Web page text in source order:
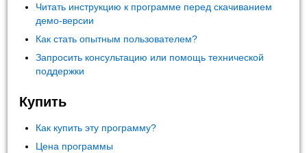
Читать инструкцию к программе перед скачиванием
демо-версии
Как стать опытным пользователем?
Запросить консультацию или помощь технической
поддержки
Купить
Как купить эту программу?
Цена программы